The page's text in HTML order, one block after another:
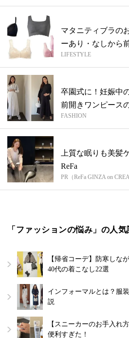
マタニティブラの
ーあり・なしから
イ...
LIFESTYLE
卒園式に！妊娠中
前開きワンピース
FASHION
上質な眠りも美髪
ReFa
PR（ReFa GINZA on CREA
「ファッションの悩み」の人
【帰省コーデ】防寒しな
40代の着こなし22選
インフォーマルとは？服
説
【スニーカーのお手入れ
便利すぎた！